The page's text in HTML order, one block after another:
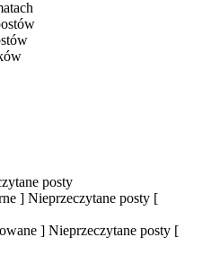
posty
] Nieprzeczytane posty [
] Nieprzeczytane posty [